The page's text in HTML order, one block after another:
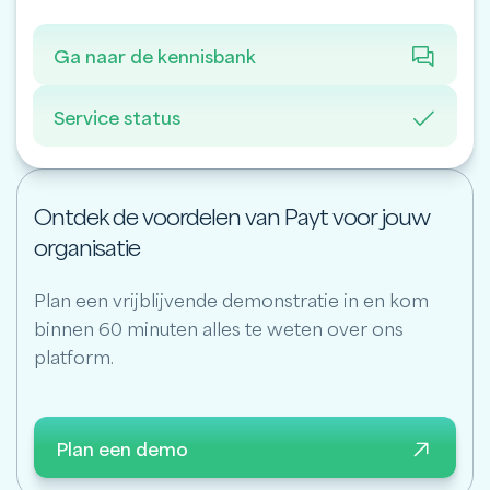
Ga naar de kennisbank
Service status
Ontdek de voordelen van Payt voor jouw
organisatie
Plan een vrijblijvende demonstratie in en kom
binnen 60 minuten alles te weten over ons
platform.
Plan een demo